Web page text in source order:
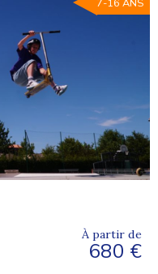
7-16 ANS
À partir de
680 €